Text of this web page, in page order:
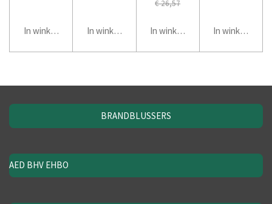
In winkelwagen In winkelwagen
€ 26,57
In winkelwagen In winkelwagen
BRANDBLUSSERS
AED BHV EHBO